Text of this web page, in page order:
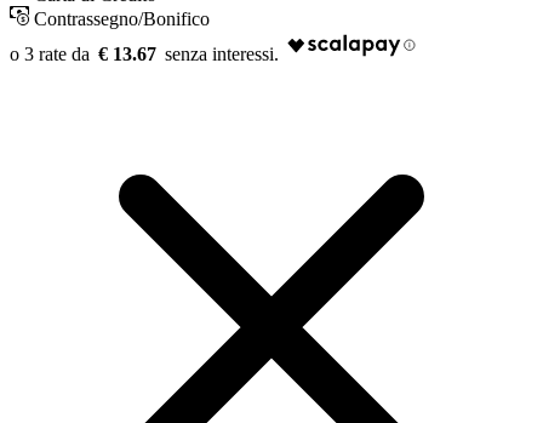
Contrassegno/Bonifico
€ 13.67